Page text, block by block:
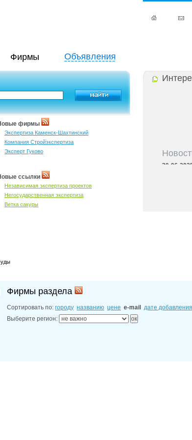
Фирмы Объявления
фирмы
Экспертиза Каменск-Шахтинский
Компания Стройэкспертиза
Эксперт Гуково
ссылки
Независимая экспертиза проектов
Негосударственная экспертиза
Ветка сакуры
30-06-
Фирмы раздела
Сортировать по:городу названию цене e-mail
дате добавления
Выберите регион: